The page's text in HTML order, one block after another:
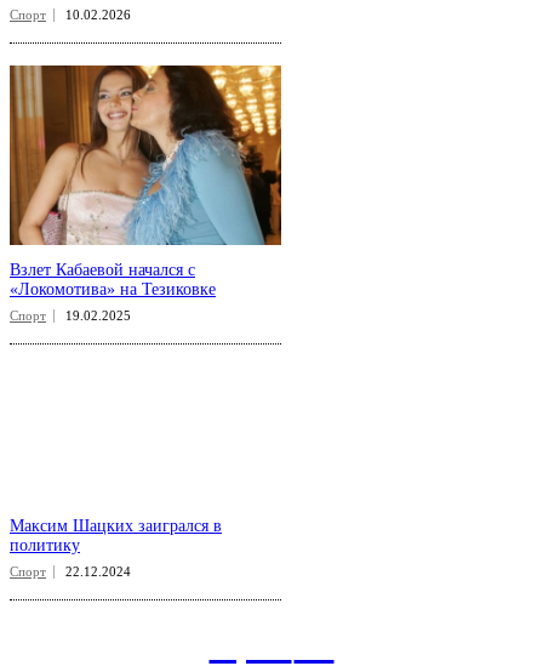
Спорт 10.02.2026
Взлет Кабаевой начался с
«Локомотива» на Тезиковке
Спорт 19.02.2025
Максим Шацких заигрался в
политику
Спорт 22.12.2024